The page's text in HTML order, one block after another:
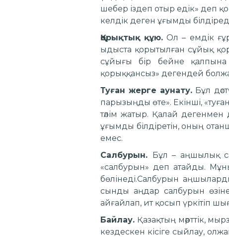
шебер іздеп отыр едік» деп
келдік деген ұғымды
Қорықтық құю. Ол – емдік
ыдыста қорытылған сұйық
сұйығы бір бейне қалпына
қорыққансыз» дегендей
Туған жерге аунату. Бұл
парызыңды өте». Екінші,
тәлім жатыр. Қалай дегенмен
ұғымды білдіретін, оның
емес.
Салбурын. Бұл – аңшылық
«салбурын» деп атайды.
бөлінеді.Салбурын
сынды аңдар салбурын
айғайлап, ит қосып үркітіп
Байлау. Қазақтың мәрттік,
кездескен кісіге сыйлау,